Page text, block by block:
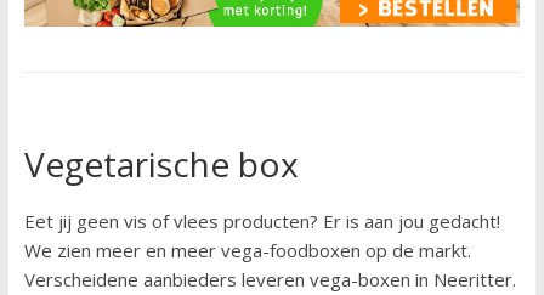
Vegetarische box
Eet jij geen vis of vlees producten? Er is aan jou gedacht!
We zien meer en meer vega-foodboxen op de markt.
Verscheidene aanbieders leveren vega-boxen in Neeritter.